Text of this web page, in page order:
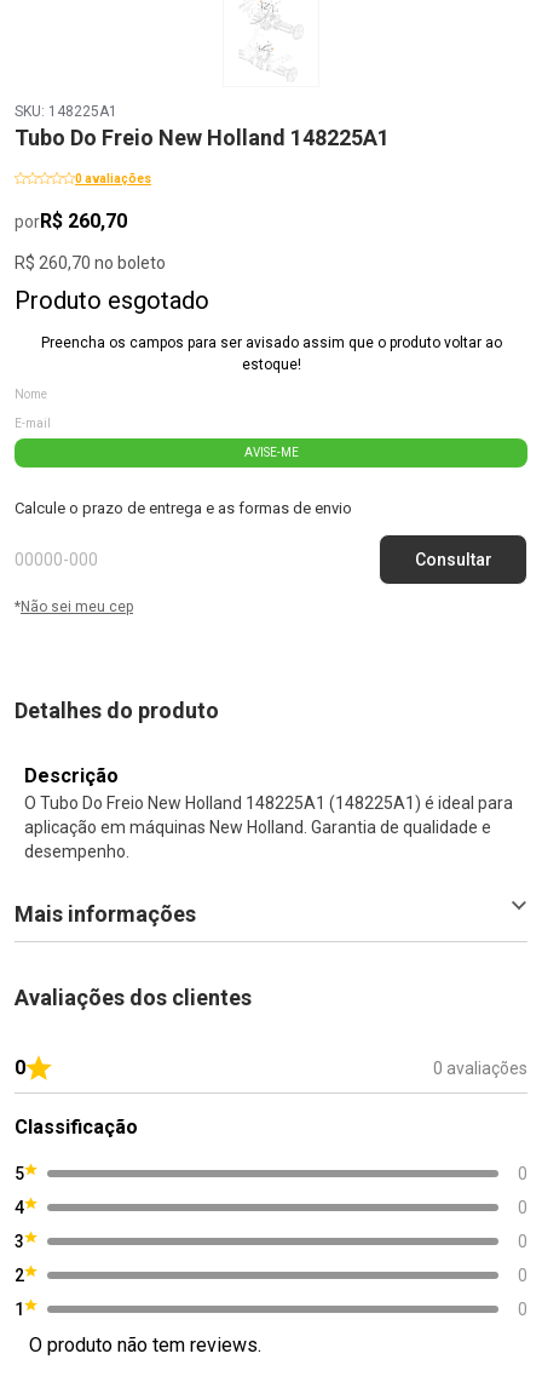
SKU: 148225A1
Tubo Do Freio New Holland 148225A1
0 avaliações
porR$ 260,70
R$ 260,70 no boleto
Produto esgotado
Preencha os campos para ser avisado assim que o produto voltar ao
estoque!
AVISE-ME
Calcule o prazo de entrega e as formas de envio
*Não sei meu cep
Detalhes do produto
Descrição
O Tubo Do Freio New Holland 148225A1 (148225A1) é ideal para
aplicação em máquinas New Holland. Garantia de qualidade e
desempenho.
Mais informações
Avaliações dos clientes
0 0 avaliações
Classificação
5
0
4
0
3
0
2
0
1
0
O produto não tem reviews.